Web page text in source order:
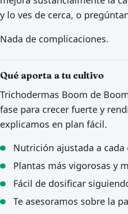
y lo ves de cerca, o
Nada de complicaciones.
Qué aporta a tu cultivo
Trichodermas Boom de
fase para crecer fuerte y
explicamos en plan fácil.
Nutrición ajustada a cada
Plantas más vigorosas y
Fácil de dosificar
Te asesoramos sobre la